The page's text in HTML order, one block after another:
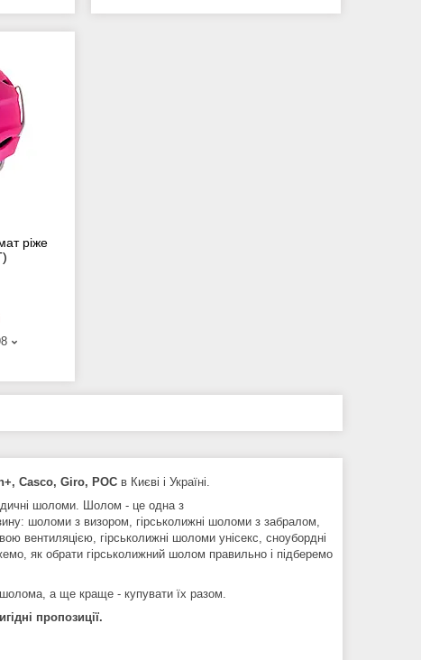
ріже
Casco, Giro, POC в Києві і Україні.
шоломи. Шолом - це одна з
шоломи з визором, гірськолижні шоломи з забралом,
гірськолижні шоломи унісекс, сноубордні
як обрати гірськолижний шолом правильно і підберемо
шолома, а ще краще - купувати їх разом.
пропозиції.